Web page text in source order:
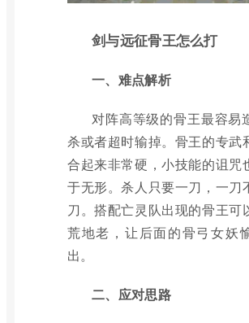
剑与远征骨王怎么打
一、难点解析
对阵高等级的骨王最容易
杀或者超时输掉。骨王的专武
合起来非常硬，小技能的诅咒
于无形。杀人只要一刀，一刀
刀。搭配亡灵队出现的骨王可
荒地老，让后面的骨弓女妖
出。
二、应对思路